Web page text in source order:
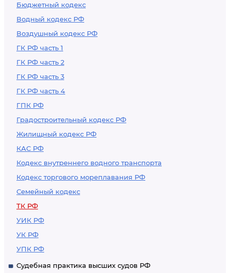
Бюджетный кодекс
Водный кодекс РФ
Воздушный кодекс РФ
ГК РФ часть 1
ГК РФ часть 2
ГК РФ часть 3
ГК РФ часть 4
ГПК РФ
Градостроительный кодекс РФ
Жилищный кодекс РФ
КАС РФ
Кодекс внутреннего водного транспорта
Кодекс торгового мореплавания РФ
Семейный кодекс
ТК РФ
УИК РФ
УК РФ
УПК РФ
Судебная практика высших судов РФ